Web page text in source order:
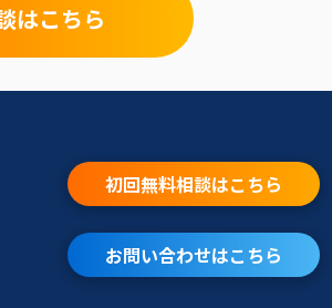
はこちら
初回無料相談はこちら
お問い合わせはこちら